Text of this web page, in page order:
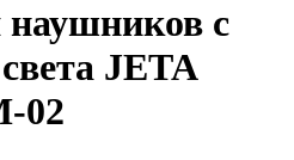
наушников с
JETA
02